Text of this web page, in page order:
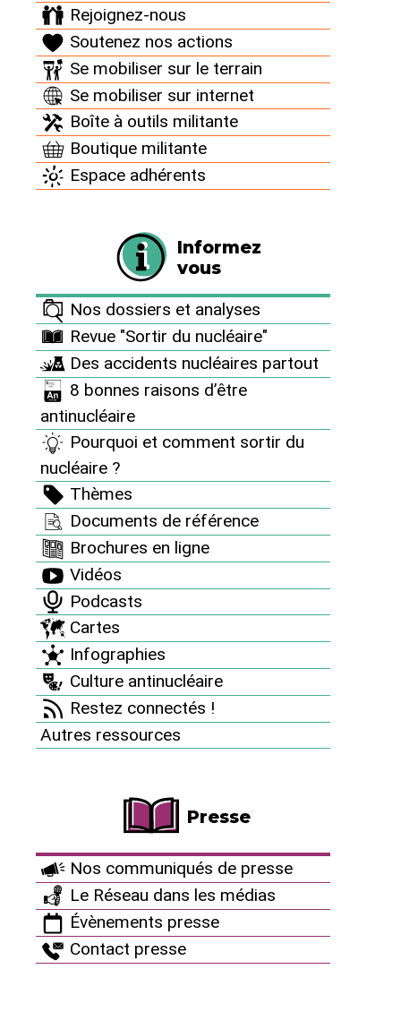
Rejoignez-nous
Soutenez nos actions
Se mobiliser sur le terrain
Se mobiliser sur internet
Boîte à outils militante
Boutique militante
Espace adhérents
Informez
vous
Nos dossiers et analyses
Revue "Sortir du nucléaire"
Des accidents nucléaires partout
8 bonnes raisons d’être
antinucléaire
Pourquoi et comment sortir du
nucléaire ?
Thèmes
Documents de référence
Brochures en ligne
Vidéos
Podcasts
Cartes
Infographies
Culture antinucléaire
Restez connectés !
Autres ressources
Presse
Nos communiqués de presse
Le Réseau dans les médias
Évènements presse
Contact presse
de tout mettre en œuvre pour offrir aux générations
futures l’espoir d’un avenir sans risques nucléaires.
Aidez-nous à obtenir cet objectif et à nous
permettre de continuer la lutte au quotidien contre
cette énergie mortifère et pour promouvoir la
sobriété énergétique et les alternatives
renouvelables.
Faire un don
Informez vous
Nos dossiers et analyses
Revue "Sortir du nucléaire"
Des accidents nucléaires partout
8 bonnes raisons d’être antinucléaire
Pourquoi et comment sortir du nucléaire ?
Thèmes
Documents de référence
Brochures en ligne
Vidéos
Podcasts
Cartes
Infographies
Culture antinucléaire
Archives : Des artistes avec nous
Restez connectés !
Autres ressources
Ça peut aussi vous